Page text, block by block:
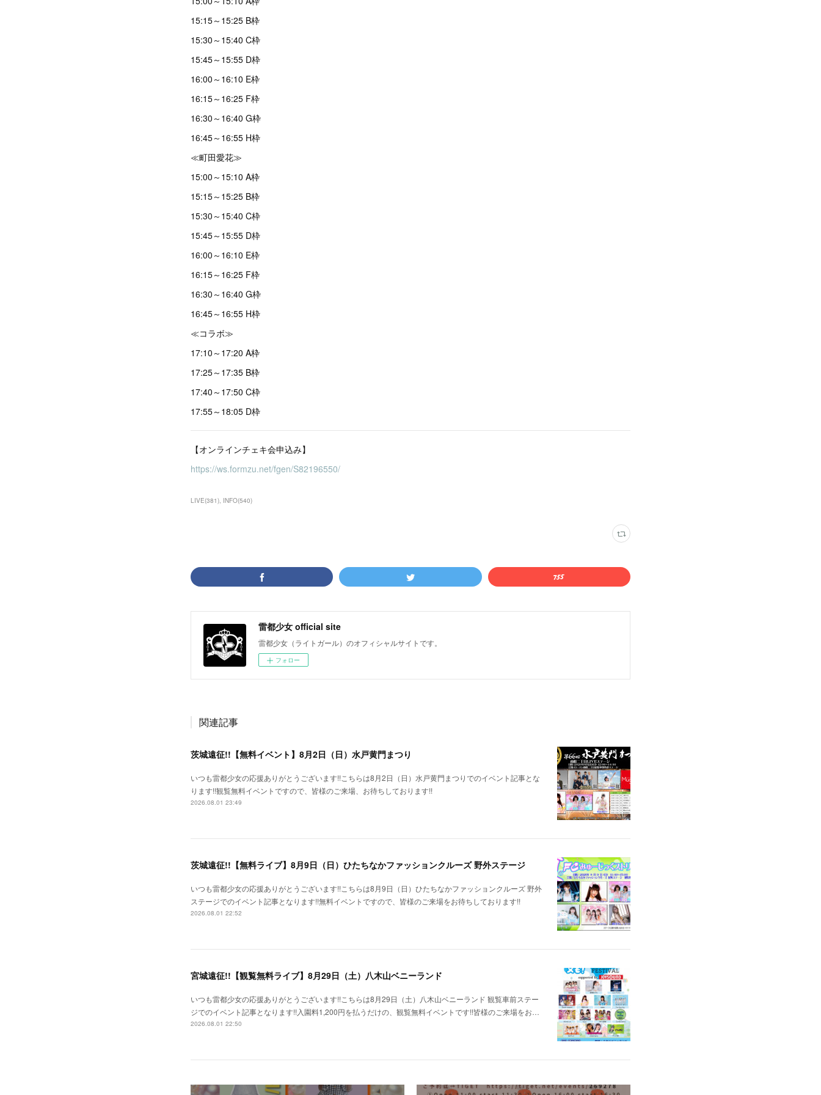
15:15～15:25 B枠
15:30～15:40 C枠
15:45～15:55 D枠
16:00～16:10 E枠
16:15～16:25 F枠
16:30～16:40 G枠
16:45～16:55 H枠
≪町田愛花≫
15:00～15:10 A枠
15:15～15:25 B枠
15:30～15:40 C枠
15:45～15:55 D枠
16:00～16:10 E枠
16:15～16:25 F枠
16:30～16:40 G枠
16:45～16:55 H枠
≪コラボ≫
17:10～17:20 A枠
17:25～17:35 B枠
17:40～17:50 C枠
17:55～18:05 D枠
【オンラインチェキ会申込み】
https://ws.formzu.net/fgen/S82196550/
LIVE(381) INFO(540)
雷都少女 official site
雷都少女（ライトガール）のオフィシャルサイトです。
フォロー
関連記事
茨城遠征!!【無料イベント】8月2日（日）水戸黄門まつり
いつも雷都少女の応援ありがとうございます!!こちらは8月2日（日）水戸黄門まつりでのイベント記事とな
ります!!観覧無料イベントですので、皆様のご来場、お待ちしております!!
2026.08.01 23:49
茨城遠征!!【無料ライブ】8月9日（日）ひたちなかファッションクルーズ 野外ステージ
いつも雷都少女の応援ありがとうございます!!こちらは8月9日（日）ひたちなかファッションクルーズ 野外
ステージでのイベント記事となります!!無料イベントですので、皆様のご来場をお待ちしております!!
2026.08.01 22:52
宮城遠征!!【観覧無料ライブ】8月29日（土）八木山ベニーランド
いつも雷都少女の応援ありがとうございます!!こちらは8月29日（土）八木山ベニーランド 観覧車前ステー
ジでのイベント記事となります!!入園料1,200円を払うだけの、観覧無料イベントです!!皆様のご来場をお…
2026.08.01 22:50